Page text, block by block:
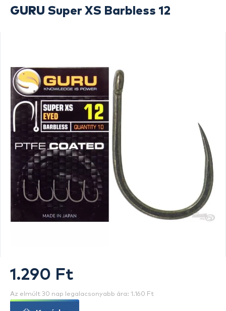
GURU Super XS Barbless 12
1.290 Ft
Az elmúlt 30 nap legalacsonyabb ára: 1.160 Ft